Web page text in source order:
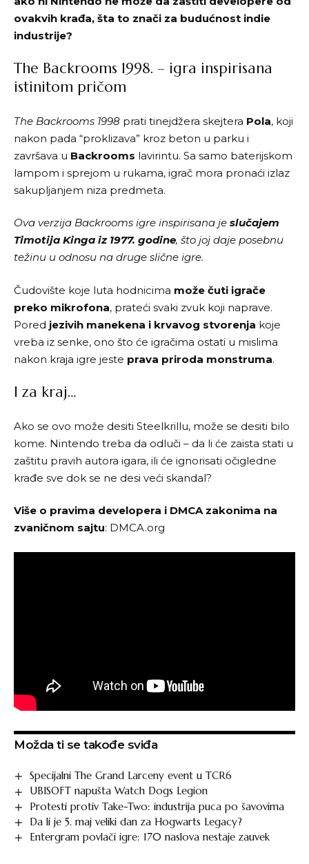
ovakvih krađa, šta to znači za budućnost indie
industrije?
The Backrooms 1998. – igra inspirisana
istinitom pričom
The Backrooms 1998 prati tinejdžera skejtera Pola, koji
nakon pada “proklizava” kroz beton u parku i
završava u Backrooms lavirintu. Sa samo baterijskom
lampom i sprejom u rukama, igrač mora pronaći izlaz
sakupljanjem niza predmeta.
Ova verzija Backrooms igre inspirisana je slučajem
Timotija Kinga iz 1977. godine, što joj daje posebnu
težinu u odnosu na druge slične igre.
Čudovište koje luta hodnicima može čuti igrače
preko mikrofona, prateći svaki zvuk koji naprave.
Pored jezivih manekena i krvavog stvorenja koje
vreba iz senke, ono što će igračima ostati u mislima
nakon kraja igre jeste prava priroda monstruma.
I za kraj…
Ako se ovo može desiti Steelkrillu, može se desiti bilo
kome. Nintendo treba da odluči – da li će zaista stati u
zaštitu pravih autora igara, ili će ignorisati očigledne
krađe sve dok se ne desi veći skandal?
Više o pravima developera i DMCA zakonima na
zvaničnom sajtu: DMCA.org
Možda ti se takođe sviđa
Specijalni The Grand Larceny event u TCR6
UBISOFT napušta Watch Dogs Legion
Protesti protiv Take-Two: industrija puca po šavovima
Da li je 5. maj veliki dan za Hogwarts Legacy?
Entergram povlači igre: 170 naslova nestaje zauvek